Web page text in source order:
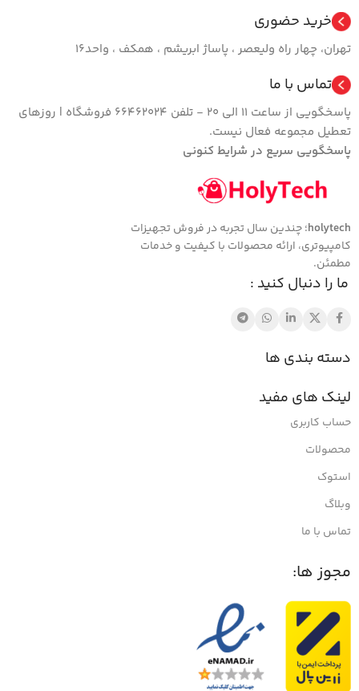
خرید حضوری
تهران، چهار راه ولیعصر ، پاساژ ابریشم ، همکف ، واحد16
تماس با ما
پاسخگویی از ساعت 11 الی 20 - تلفن 66462024 فروشگاه | روزهای
تعطیل مجموعه فعال نیست.
پاسخگویی سریع در شرایط کنونی
holytech؛ چندین سال تجربه در فروش تجهیزات
کامپیوتری، ارائه محصولات با کیفیت و خدمات
مطمئن.
ما را دنبال کنید :
دسته بندی ها
لینک های مفید
حساب کاربری
محصولات
استوک
وبلاگ
تماس با ما
مجوز ها: